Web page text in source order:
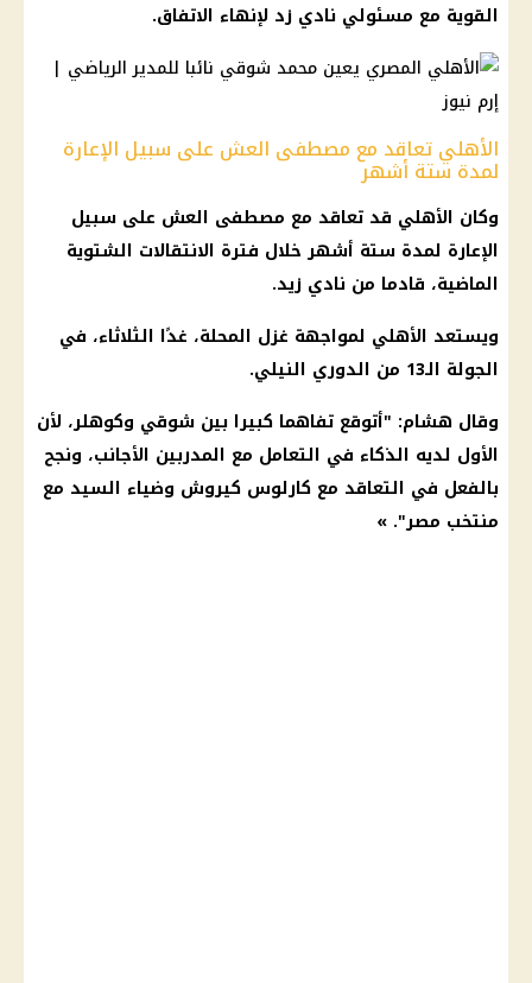
القوية مع مسئولي نادي زد لإنهاء الاتفاق.
الأهلي تعاقد مع مصطفى العش على سبيل الإعارة
لمدة ستة أشهر
وكان الأهلي قد تعاقد مع مصطفى العش على سبيل
الإعارة لمدة ستة أشهر خلال فترة الانتقالات الشتوية
الماضية، قادما من نادي زيد.
ويستعد الأهلي لمواجهة غزل المحلة، غدًا الثلاثاء، في
الجولة الـ13 من الدوري النيلي.
وقال هشام: "أتوقع تفاهما كبيرا بين شوقي وكوهلر، لأن
الأول لديه الذكاء في التعامل مع المدربين الأجانب، ونجح
بالفعل في التعاقد مع كارلوس كيروش وضياء السيد مع
منتخب مصر". »